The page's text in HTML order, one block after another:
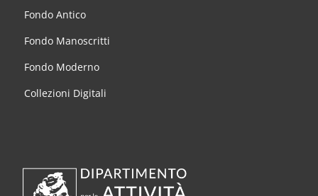
Fondo Antico
Fondo Manoscritti
Fondo Moderno
Collezioni Digitali